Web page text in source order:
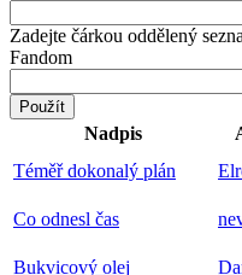
Zadejte čárkou oddělený
Fandom
Nadpis
Téměř dokonalý plán
Co odnesl čas
Bukvicový olej